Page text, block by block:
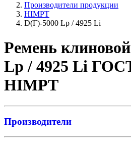
Производители продукции
HIMPT
D(Г)-5000 Lp / 4925 Li
Ремень
Lp / 4925 Li
HIMPT
Производители